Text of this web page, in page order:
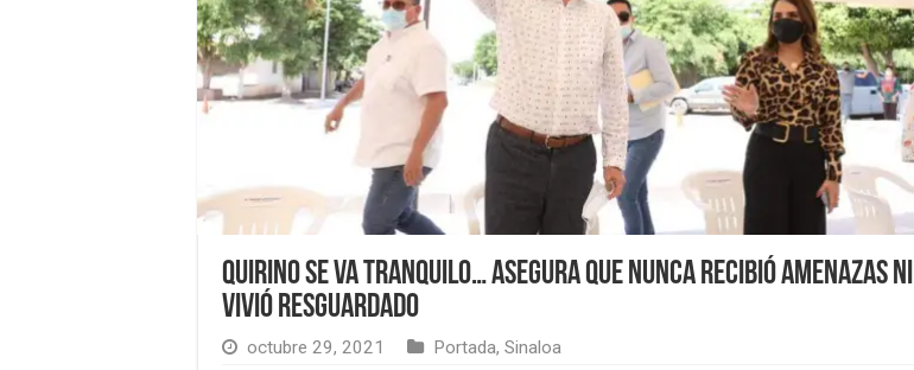
Quirino se va tranquilo… asegura que nunca recibió amenazas ni
vivió resguardado
octubre 29, 2021 Portada, Sinaloa